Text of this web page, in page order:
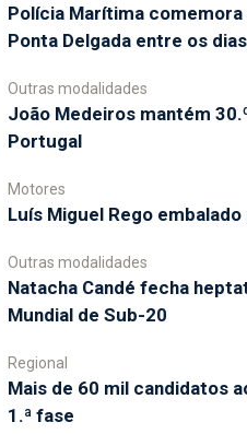
Polícia Marítima
Ponta Delgada entre os
Outras modalidades
João Medeiros mantém
Portugal
Motores
Luís Miguel Rego
Outras modalidades
Natacha Candé fecha
Mundial de Sub-20
Regional
Mais de 60 mil candidatos
1.ª fase